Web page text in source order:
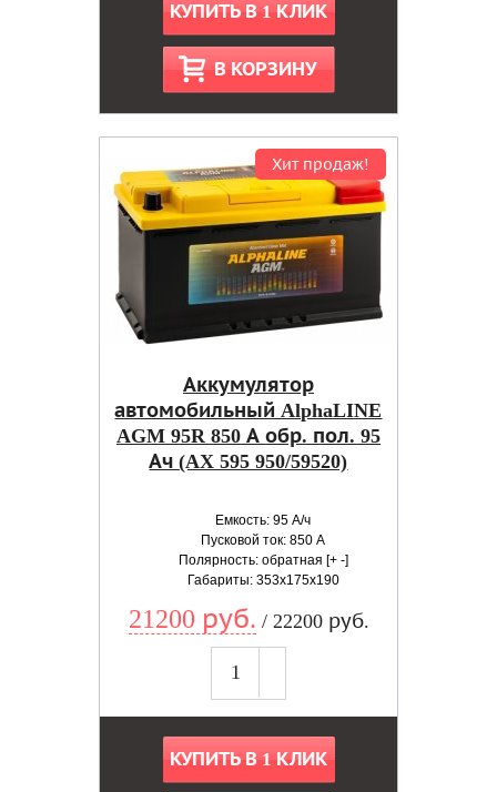
КУПИТЬ В 1 КЛИК
В КОРЗИНУ
Хит продаж!
Аккумулятор
автомобильный AlphaLINE
AGM 95R 850 А обр. пол. 95
Ач (AX 595 950/59520)
Емкость: 95 А/ч
Пусковой ток: 850 А
Полярность: обратная [+ -]
Габариты: 353x175x190
21200 руб. / 22200 руб.
КУПИТЬ В 1 КЛИК